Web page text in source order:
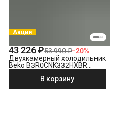
Акция
43 226 ₽53 990 ₽−20%
Двухкамерный холодильник
Beko B3R0CNK332HXBR
В корзину